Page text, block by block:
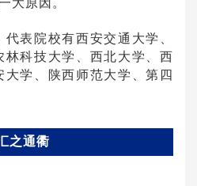
大原因。
表院校有西安交通大学、
林科技大学、西北大学、西
学、陕西师范大学、第四
之通衢